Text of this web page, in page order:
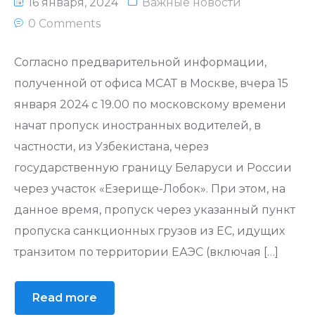
0 Comments
Cогласно предварительной информации,
полученной от офиса МСАТ в Москве, вчера 15
января 2024 с 19.00 по московскому времени
начат пропуск иностранных водителей, в
частности, из Узбекистана, через
государственную границу Беларуси и России
через участок «Езерище-Лобок». При этом, на
данное время, пропуск через указанный пункт
пропуска санкционных грузов из ЕС, идущих
транзитом по территории ЕАЭС (включая […]
Read more